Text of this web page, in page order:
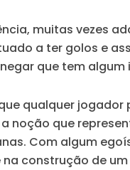
muitas vezes
a ter golos e
que tem
qualquer
noção que
Com algum
construção de